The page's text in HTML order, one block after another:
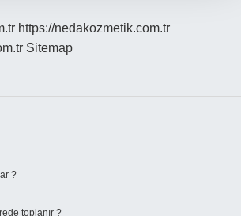
https://nedakozmetik.com.tr
Sitemap
?
toplanır ?